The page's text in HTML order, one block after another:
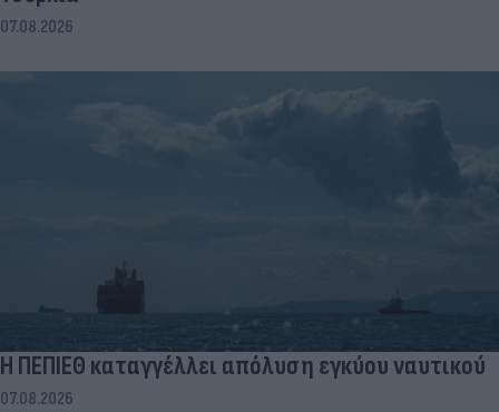
07.08.2026
Η ΠΕΠΙΕΘ καταγγέλλει απόλυση εγκύου ναυτικού
07.08.2026